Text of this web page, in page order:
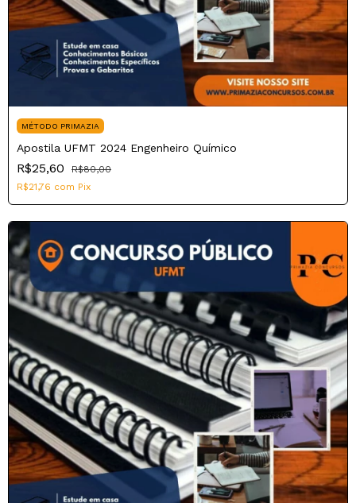
MÉTODO PRIMAZIA
Apostila UFMT 2024 Engenheiro Químico
R$25,60
R$80,00
R$21,76 com Pix